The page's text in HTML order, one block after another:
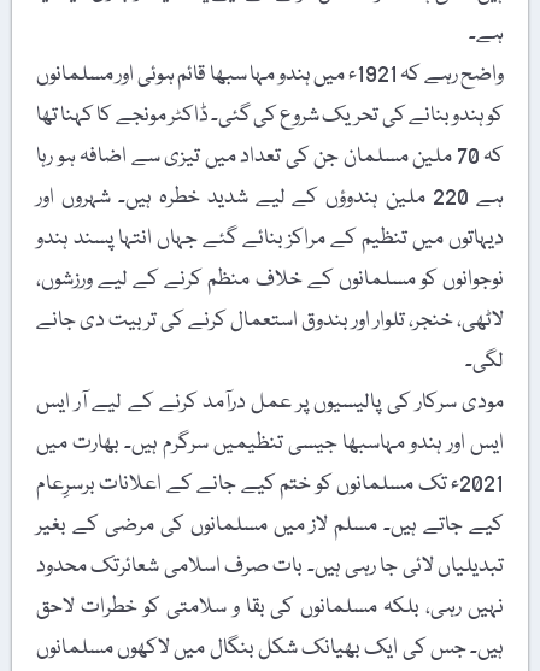
ہے۔
واضح رہے کہ 1921ء میں ہندو مہا سبھا قائم ہوئی اور مسلمانوں
کو ہندو بنانے کی تحریک شروع کی گئی۔ ڈاکٹر مونجے کا کہنا تھا
کہ 70 ملین مسلمان جن کی تعداد میں تیزی سے اضافہ ہو رہا
ہے 220 ملین ہندوؤں کے لیے شدید خطرہ ہیں۔ شہروں اور
دیہاتوں میں تنظیم کے مراکز بنائے گئے جہاں انتہا پسند ہندو
نوجوانوں کو مسلمانوں کے خلاف منظم کرنے کے لیے ورزشوں،
لاٹھی، خنجر، تلوار اور بندوق استعمال کرنے کی تربیت دی جانے
لگی۔
مودی سرکار کی پالیسیوں پر عمل درآمد کرنے کے لیے آر ایس
ایس اور ہندو مہاسبھا جیسی تنظیمیں سرگرم ہیں۔ بھارت میں
2021ء تک مسلمانوں کو ختم کیے جانے کے اعلانات برسرِعام
کیے جاتے ہیں۔ مسلم لاز میں مسلمانوں کی مرضی کے بغیر
تبدیلیاں لائی جا رہی ہیں۔ بات صرف اسلامی شعائرتک محدود
نہیں رہی، بلکہ مسلمانوں کی بقا و سلامتی کو خطرات لاحق
ہیں۔ جس کی ایک بھیانک شکل بنگال میں لاکھوں مسلمانوں